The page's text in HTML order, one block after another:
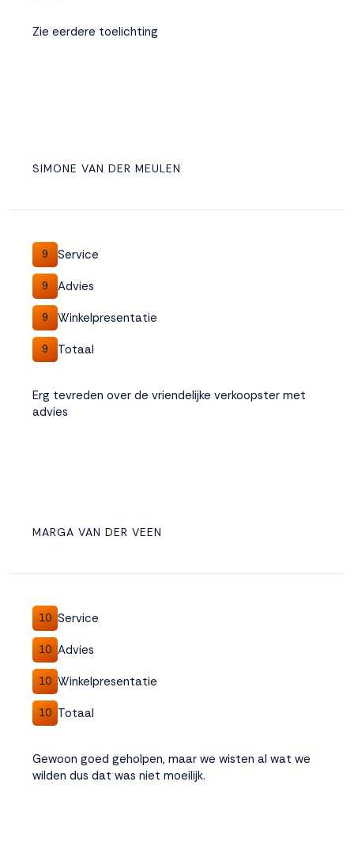
Zie eerdere toelichting
SIMONE VAN DER MEULEN
9 Service
9 Advies
9 Winkelpresentatie
9 Totaal
Erg tevreden over de vriendelijke verkoopster met
advies
MARGA VAN DER VEEN
10 Service
10 Advies
10 Winkelpresentatie
10 Totaal
Gewoon goed geholpen, maar we wisten al wat we
wilden dus dat was niet moeilijk.